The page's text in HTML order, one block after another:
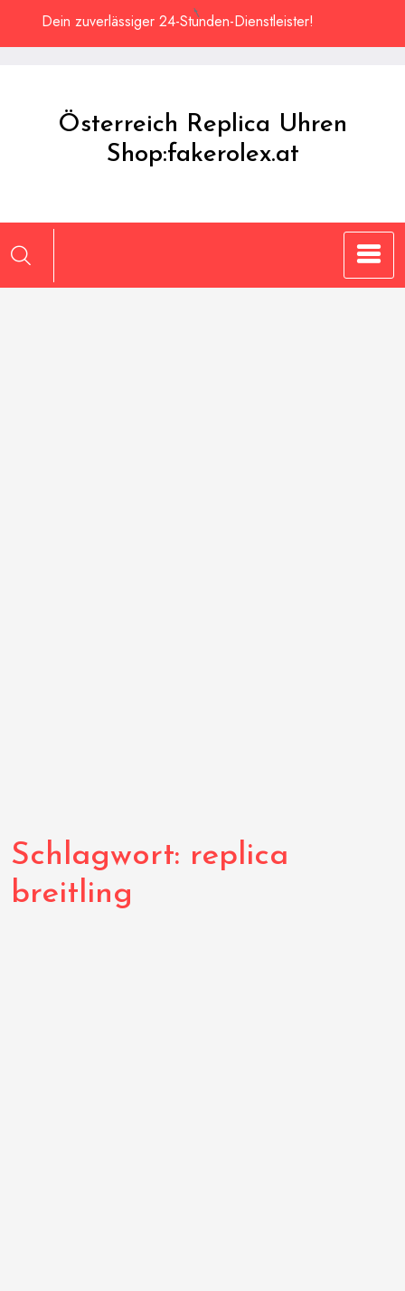
Dein zuverlässiger 24-Stunden-Dienstleister!
Österreich Replica Uhren
Shop:fakerolex.at
Schlagwort: replica
breitling